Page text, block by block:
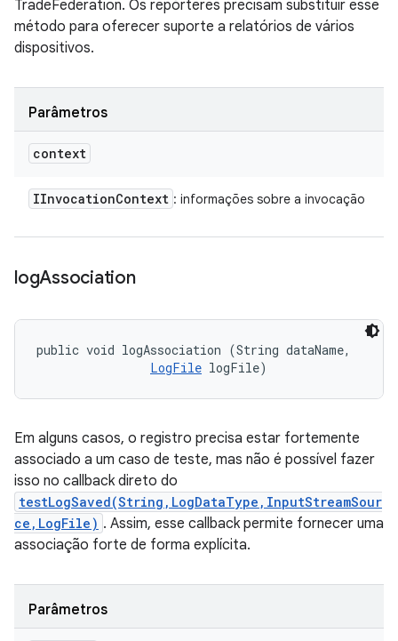
TradeFederation. Os repórteres precisam substituir esse
método para oferecer suporte a relatórios de vários
dispositivos.
Parâmetros
context
IInvocationContext : informações sobre a invocação
logAssociation
public void logAssociation (String dataName,
LogFile logFile)
Em alguns casos, o registro precisa estar fortemente
associado a um caso de teste, mas não é possível fazer
isso no callback direto do
testLogSaved(String,LogDataType,InputStreamSour
ce,LogFile) . Assim, esse callback permite fornecer uma
associação forte de forma explícita.
Parâmetros